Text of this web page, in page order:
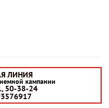
ЛИНИЯ
кампании
50-38-24